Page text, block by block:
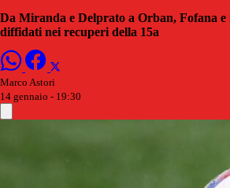
Da Miranda e Delprato a Orban, Fofana e
diffidati nei recuperi della 15a
Marco Astori
14 gennaio - 19:30